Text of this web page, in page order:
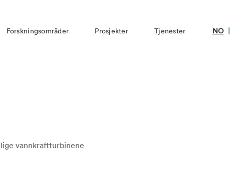
Forskningsområder Prosjekter Tjenester NO |
vannkraft­turbinene